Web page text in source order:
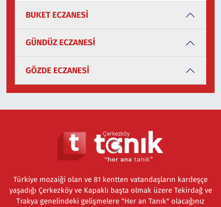
BUKET ECZANESİ
GÜNDÜZ ECZANESİ
GÖZDE ECZANESİ
Türkiye mozaiği olan ve 81 kentten vatandaşların kardeşçe
yaşadığı Çerkezköy ve Kapaklı başta olmak üzere Tekirdağ ve
Trakya genelindeki gelişmelere "Her an Tanık" olacağınız